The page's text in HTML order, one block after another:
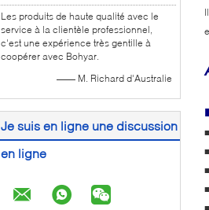
Les produits de haute qualité avec le
service à la clientèle professionnel,
c'est une expérience très gentille à
coopérer avec Bohyar.
—— M. Richard d'Australie
Je suis en ligne une discussion
en ligne